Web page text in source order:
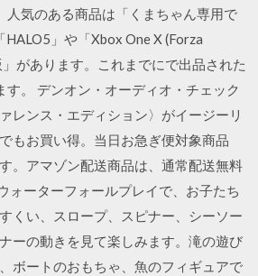
人気のある商品は「くまちゃん専用で
」や「Xbox One X (Forza
があります。これまでにで出品された
。 デンオン・オーディオ・チェック
レンス・エディション〉がイージーリ
もお買い得。当日お急ぎ便対象商品
。アマゾン配送商品は、通常配送無料
ォーターフォールプレイで、お子たち
くい、スロープ、スピナー、シーソー
ーの動きを見て楽しみます。滝の遊び
ボートのおもちゃ、魚のフィギュアで